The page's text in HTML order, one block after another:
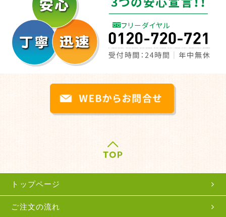
トップページ
ご注文の流れ